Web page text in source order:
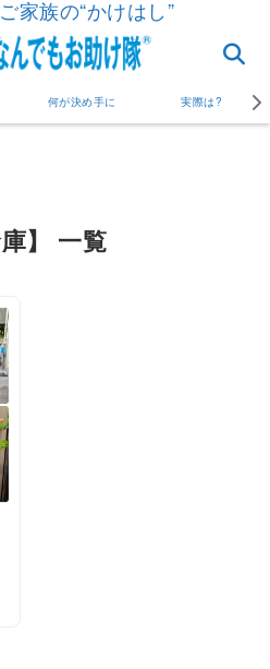
家族の“かけはし”
何が決め手に 実際は?
庫】 一覧